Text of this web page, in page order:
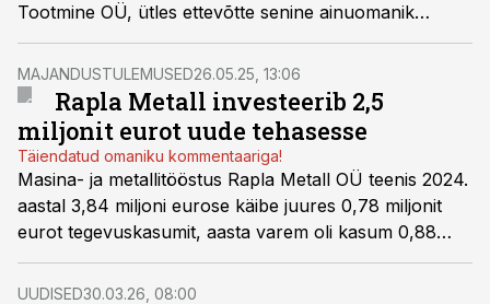
Tootmine OÜ, ütles ettevõtte senine ainuomanik
Margus Maidre Tööstusuudistele.
MAJANDUSTULEMUSED26.05.25, 13:06
Rapla Metall investeerib 2,5
miljonit eurot uude tehasesse
Täiendatud omaniku kommentaariga!
Masina- ja metallitööstus Rapla Metall OÜ teenis 2024.
aastal 3,84 miljoni eurose käibe juures 0,78 miljonit
eurot tegevuskasumit, aasta varem oli kasum 0,88
miljonit ja käive 3,89 miljonit eurot. Katlatootja plaanib
ka uue tehase ehitamist.
UUDISED30.03.26, 08:00